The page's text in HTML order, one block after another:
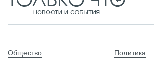
Общество Политика